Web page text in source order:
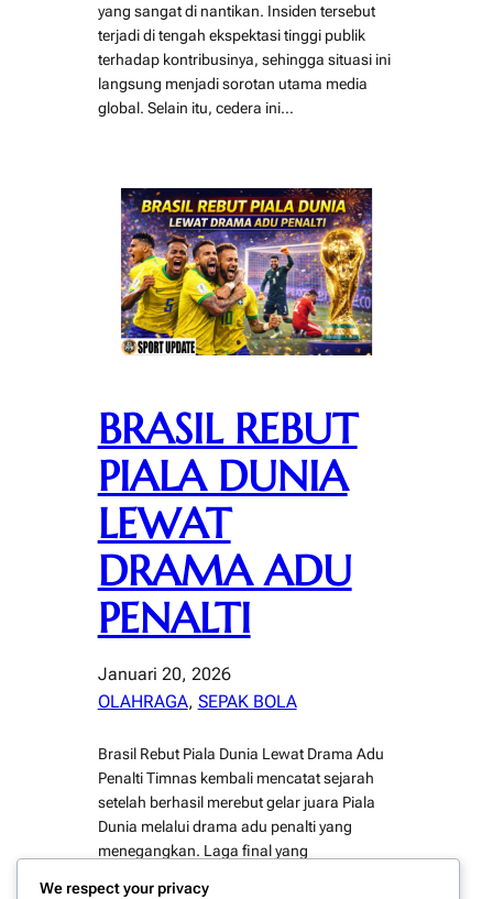
yang sangat di nantikan. Insiden tersebut
terjadi di tengah ekspektasi tinggi publik
terhadap kontribusinya, sehingga situasi ini
langsung menjadi sorotan utama media
global. Selain itu, cedera ini…
BRASIL REBUT
PIALA DUNIA
LEWAT
DRAMA ADU
PENALTI
Januari 20, 2026
OLAHRAGA, SEPAK BOLA
Brasil Rebut Piala Dunia Lewat Drama Adu
Penalti Timnas kembali mencatat sejarah
setelah berhasil merebut gelar juara Piala
Dunia melalui drama adu penalti yang
menegangkan. Laga final yang
We respect your privacy